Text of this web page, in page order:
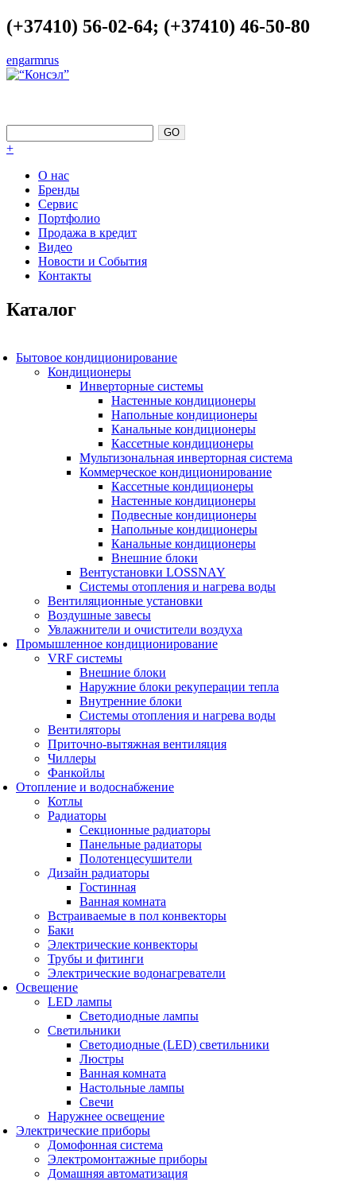
(+37410) 56-02-64; (+37410) 46-50-80
engarmrus
+
О нас
Бренды
Сервис
Портфолио
Продажа в кредит
Видео
Новости и События
Контакты
Каталог
Бытовое кондиционирование
Кондиционеры
Инверторные системы
Настенные кондиционеры
Напольные кондиционеры
Канальные кондиционеры
Кассетные кондиционеры
Мультизональная инверторная система
Коммерческое кондиционирование
Кассетные кондиционеры
Настенные кондиционеры
Подвесные кондиционеры
Напольные кондиционеры
Канальные кондиционеры
Внешние блоки
Вентустановки LOSSNAY
Системы отопления и нагрева воды
Вентиляционные установки
Воздушные завесы
Увлажнители и очистители воздуха
Промышленное кондиционирование
VRF системы
Внешние блоки
Наружние блоки рекуперации тепла
Внутренние блоки
Системы отопления и нагрева воды
Вентиляторы
Приточно-вытяжная вентиляция
Чиллеры
Фанкойлы
Отопление и водоснабжение
Котлы
Радиаторы
Секционные радиаторы
Панельные радиаторы
Полотенцесушители
Дизайн радиаторы
Гостинная
Ванная комната
Встраиваемые в пол конвекторы
Баки
Электрические конвекторы
Трубы и фитинги
Электрические водонагреватели
Освещение
LED лампы
Светодиодные лампы
Светильники
Светодиодные (LED) светильники
Люстры
Ванная комната
Настольные лампы
Свечи
Наружнее освещение
Электрические приборы
Домофонная система
Электромонтажные приборы
Домашняя автоматизация